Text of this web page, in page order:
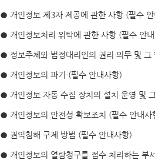
● 개인정보 제3자 제공에 관한 사항 (필수 안
● 개인정보처리 위탁에 관한 사항 (필수 안
● 정보주체와 법정대리인의 권리·의무 및
● 개인정보의 파기 (필수 안내사항)
● 개인정보 자동 수집 장치의 설치·운영 및
● 개인정보의 안전성 확보조치 (필수 안내사
● 권익침해 구제 방법 (필수 안내사항)
● 개인정보의 열람청구를 접수·처리하는 부